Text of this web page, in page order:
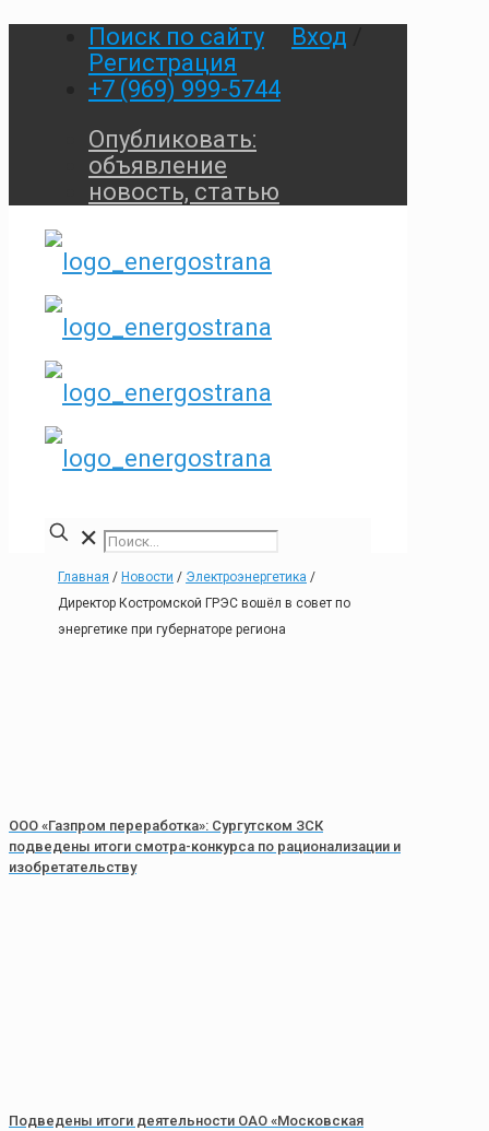
Поиск по сайту Вход
Регистрация
+7 (969) 999-5744
Опубликовать:
объявление
новость, статью
✕
Главная / Новости / Электроэнергетика /
Директор Костромской ГРЭС вошёл в совет по
энергетике при губернаторе региона
ООО «Газпром переработка»: Сургутском ЗСК
подведены итоги смотра-конкурса по рационализации и
изобретательству
Подведены итоги деятельности ОАО «Московская